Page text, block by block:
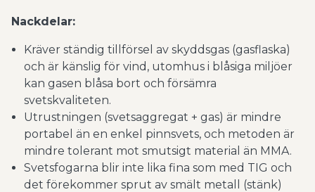
Nackdelar:
Kräver ständig tillförsel av skyddsgas (gasflaska)
och är känslig för vind, utomhus i blåsiga miljöer
kan gasen blåsa bort och försämra
svetskvaliteten.
Utrustningen (svetsaggregat + gas) är mindre
portabel än en enkel pinnsvets, och metoden är
mindre tolerant mot smutsigt material än MMA.
Svetsfogarna blir inte lika fina som med TIG och
det förekommer sprut av smält metall (stänk)